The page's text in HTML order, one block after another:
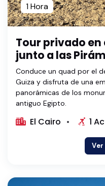
1 Hora
Tour privado
junto a las
Conduce un quad por el
Guiza y disfruta de una
panorámicas de los
antiguo Egipto.
El Cairo 1